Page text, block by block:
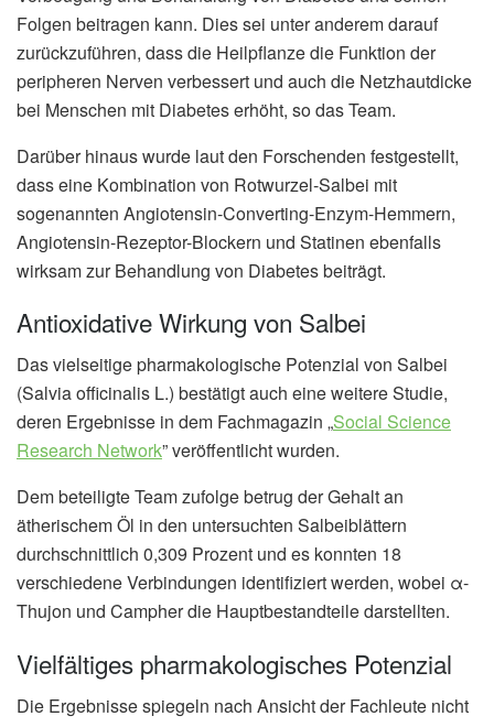
Folgen beitragen kann. Dies sei unter anderem darauf
zurückzuführen, dass die Heilpflanze die Funktion der
peripheren Nerven verbessert und auch die Netzhautdicke
bei Menschen mit Diabetes erhöht, so das Team.
Darüber hinaus wurde laut den Forschenden festgestellt,
dass eine Kombination von Rotwurzel-Salbei mit
sogenannten Angiotensin-Converting-Enzym-Hemmern,
Angiotensin-Rezeptor-Blockern und Statinen ebenfalls
wirksam zur Behandlung von Diabetes beiträgt.
Antioxidative Wirkung von Salbei
Das vielseitige pharmakologische Potenzial von Salbei
(Salvia officinalis L.) bestätigt auch eine weitere Studie,
deren Ergebnisse in dem Fachmagazin „Social Science
Research Network” veröffentlicht wurden.
Dem beteiligte Team zufolge betrug der Gehalt an
ätherischem Öl in den untersuchten Salbeiblättern
durchschnittlich 0,309 Prozent und es konnten 18
verschiedene Verbindungen identifiziert werden, wobei α-
Thujon und Campher die Hauptbestandteile darstellten.
Vielfältiges pharmakologisches Potenzial
Die Ergebnisse spiegeln nach Ansicht der Fachleute nicht